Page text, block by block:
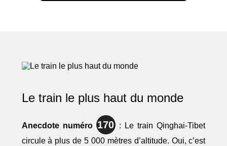
Le train le plus haut du monde
Anecdote numéro 170: Le train Qinghai-Tibet
circule à plus de 5 000 mètres d’altitude. Oui, c’est